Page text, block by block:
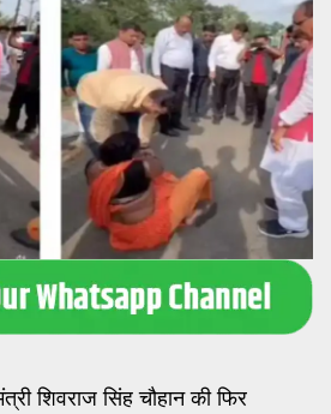
शिवराज सिंह चौहान की फिर